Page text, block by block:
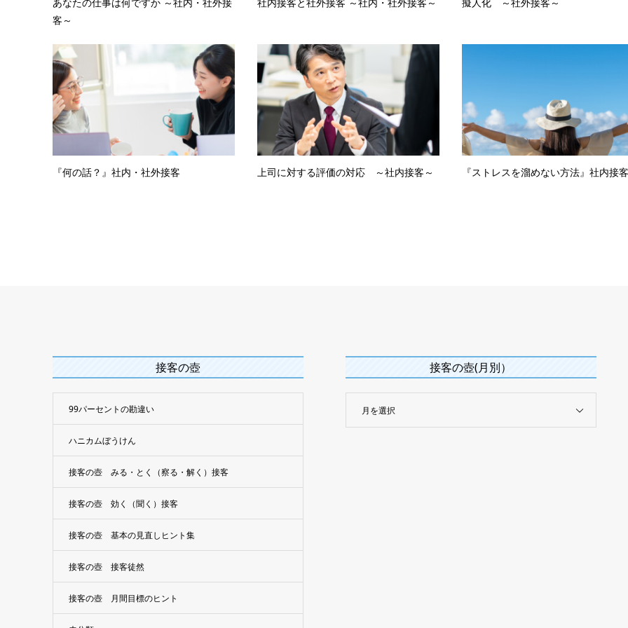
客～
『何の話？』社内・社外接客 上司に対する評価の対応 ～社内接客～ 『ストレスを溜めない方法』社内接
接客の壺
99パーセントの勘違い
ハニカムぼうけん
接客の壺 みる・とく（察る・解く）接客
接客の壺 効く（聞く）接客
接客の壺 基本の見直しヒント集
接客の壺 接客徒然
接客の壺 月間目標のヒント
接客の壺(月別）
月を選択